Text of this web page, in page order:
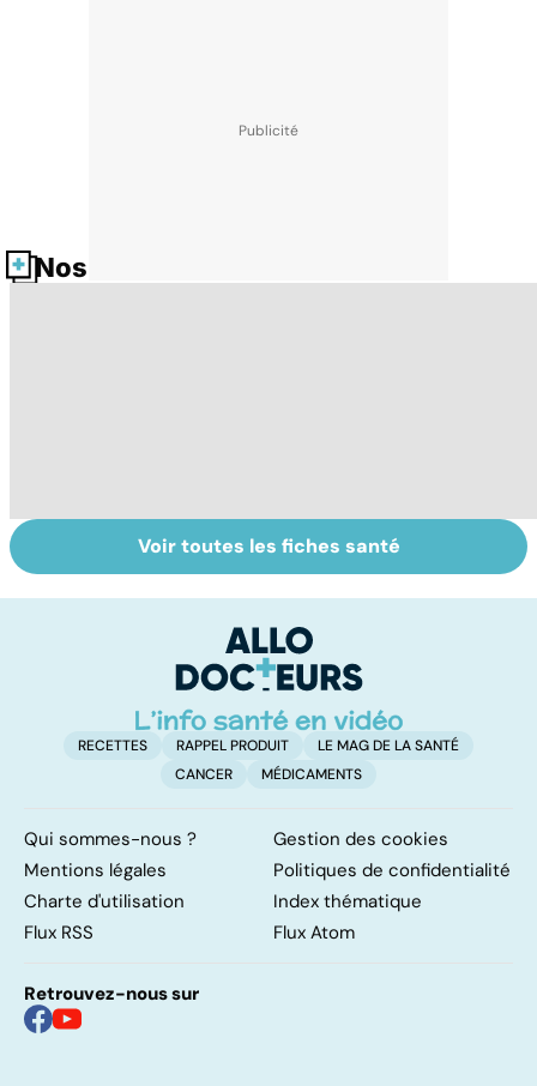
Nos fiches santé
La tuberculose
pulmonaire
Le magnésium,
un oligo-élément
Voir toutes les fiches santé
RECETTES RAPPEL PRODUIT
LE MAG DE LA SANTÉ
CANCER
MÉDICAMENTS
Qui sommes-nous ?
Gestion des cookies
Mentions légales
Politiques de confidentialité
Charte d'utilisation
Index thématique
Flux RSS
Flux Atom
Retrouvez-nous sur